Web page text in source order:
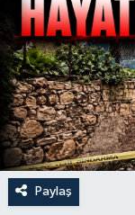
Paylaş
İLÇE
KÜLTÜR-
KSÜ
DÜNYA
ROPORTAJ